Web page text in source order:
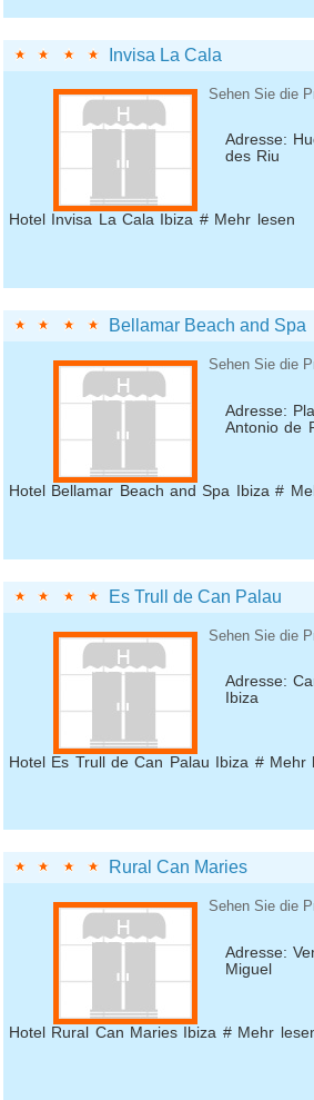
Invisa La Cala
Sehen Sie die
Adresse:
des Riu
Hotel Invisa La Cala Ibiza # Mehr lesen
Bellamar Beach and Spa
Sehen Sie die
Adresse:
Antonio de
Hotel Bellamar Beach and Spa Ibiza #
Es Trull de Can Palau
Sehen Sie die
Adresse:
Ibiza
Hotel Es Trull de Can Palau Ibiza # Mehr
Rural Can Maries
Sehen Sie die
Adresse:
Miguel
Hotel Rural Can Maries Ibiza # Mehr